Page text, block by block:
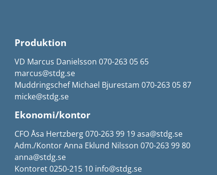
Produktion
VD Marcus Danielsson 070-263 05 65
marcus@stdg.se
Muddringschef Michael Bjurestam 070-263 05 87
micke@stdg.se
Ekonomi/kontor
CFO Åsa Hertzberg 070-263 99 19 asa@stdg.se
Adm./Kontor Anna Eklund Nilsson 070-263 99 80
anna@stdg.se
Kontoret 0250-215 10 info@stdg.se